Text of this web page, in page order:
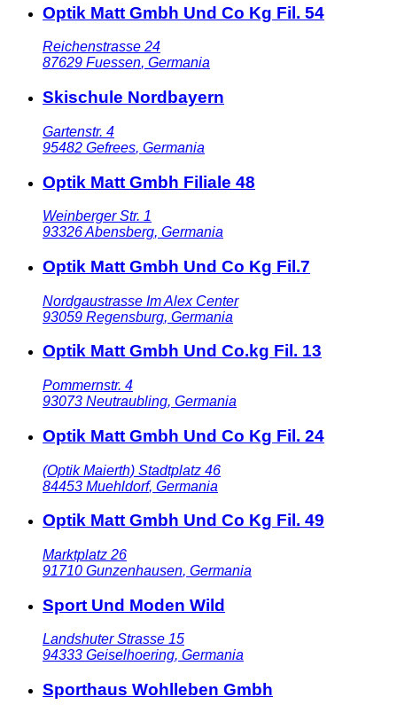
Optik Matt Gmbh Und Co Kg Fil. 54
Reichenstrasse 24
87629 Fuessen, Germania
Skischule Nordbayern
Gartenstr. 4
95482 Gefrees, Germania
Optik Matt Gmbh Filiale 48
Weinberger Str. 1
93326Abensberg, Germania
Optik Matt Gmbh Und Co Kg Fil.7
Nordgaustrasse Im Alex Center
93059 Regensburg, Germania
Optik Matt Gmbh Und Co.kg Fil. 13
Pommernstr. 4
93073 Neutraubling, Germania
Optik Matt Gmbh Und Co Kg Fil. 24
(Optik Maierth) Stadtplatz 46
84453 Muehldorf, Germania
Optik Matt Gmbh Und Co Kg Fil. 49
Marktplatz 26
91710 Gunzenhausen, Germania
Sport Und Moden Wild
Landshuter Strasse 15
94333 Geiselhoering, Germania
Sporthaus Wohlleben Gmbh